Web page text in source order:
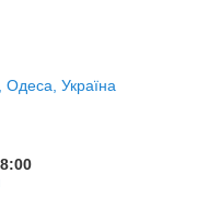
Україна